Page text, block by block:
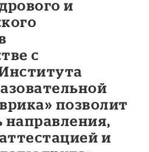
и
с
позволит
направления,
и